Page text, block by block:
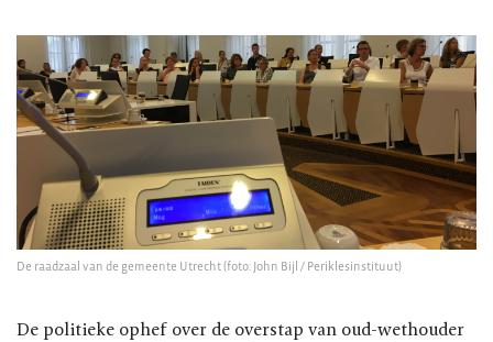
De raadzaal van de gemeente Utrecht (foto: John Bijl / Periklesinstituut)
De politieke ophef over de overstap van oud-wethouder